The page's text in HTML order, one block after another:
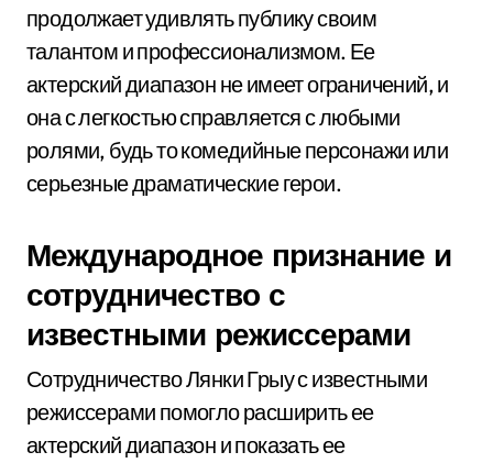
продолжает удивлять публику своим
талантом и профессионализмом. Ее
актерский диапазон не имеет ограничений, и
она с легкостью справляется с любыми
ролями, будь то комедийные персонажи или
серьезные драматические герои.
Международное признание и
сотрудничество с
известными режиссерами
Сотрудничество Лянки Грыу с известными
режиссерами помогло расширить ее
актерский диапазон и показать ее